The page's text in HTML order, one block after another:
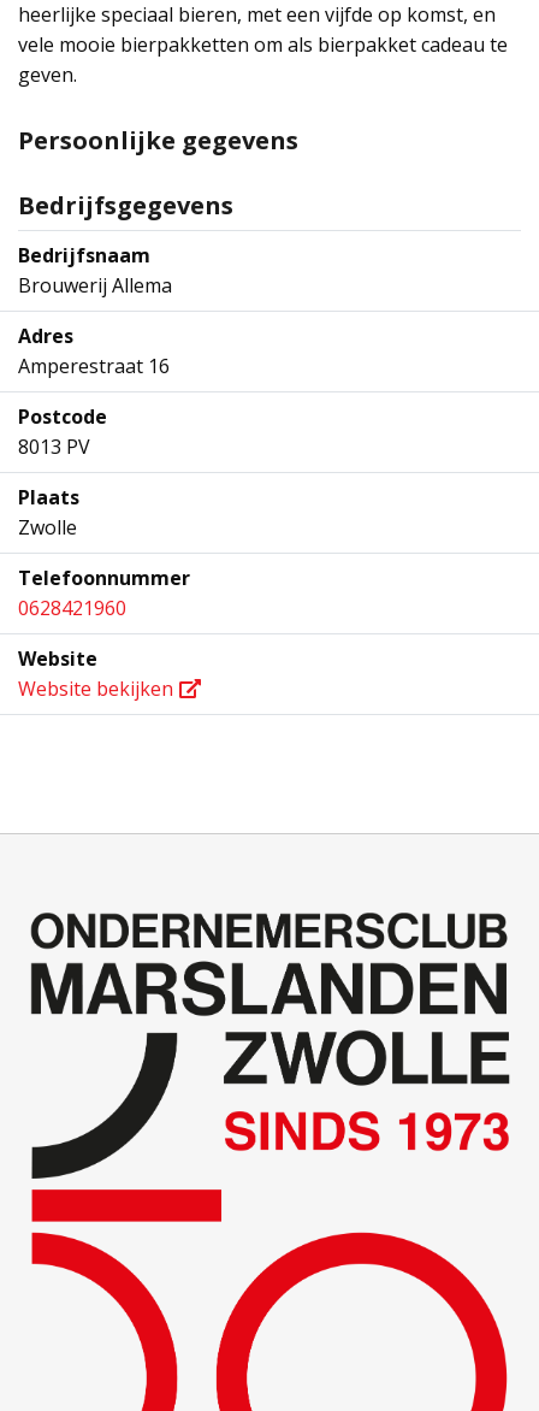
heerlijke speciaal bieren, met een vijfde op komst, en
vele mooie bierpakketten om als bierpakket cadeau te
geven.
Persoonlijke gegevens
Bedrijfsgegevens
Bedrijfsnaam
Brouwerij Allema
Adres
Amperestraat 16
Postcode
8013 PV
Plaats
Zwolle
Telefoonnummer
0628421960
Website
Website bekijken